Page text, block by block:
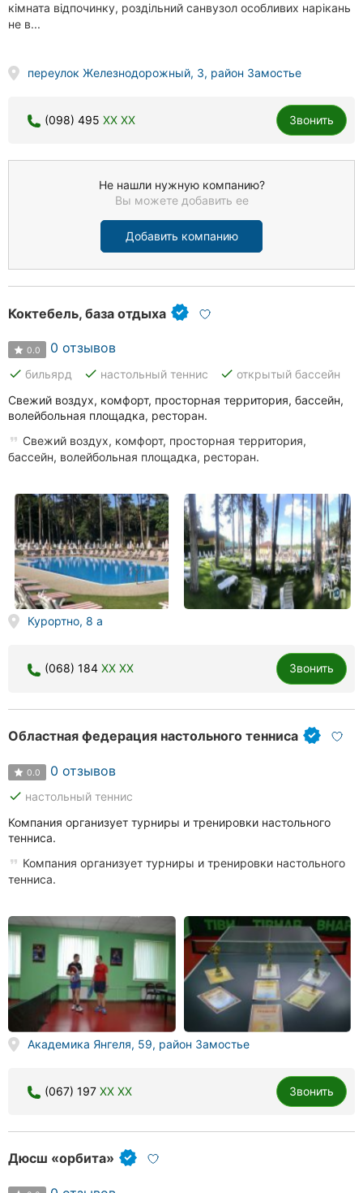
кімната відпочинку, роздільний санвузол особливих нарікань
не в...
переулок Железнодорожный, 3, район Замостье
(098) 495 XX XX Звонить
Не нашли нужную компанию?
Вы можете добавить ее
Добавить компанию
Коктебель, база отдыха
0.0 0 отзывов
done бильярд done настольный теннис done открытый бассейн
Свежий воздух, комфорт, просторная территория, бассейн,
волейбольная площадка, ресторан.
Свежий воздух, комфорт, просторная территория,
бассейн, волейбольная площадка, ресторан.
Курортно, 8 а
(068) 184 XX XX Звонить
Областная федерация настольного тенниса
0.0 0 отзывов
done настольный теннис
Компания организует турниры и тренировки настольного
тенниса.
Компания организует турниры и тренировки настольного
тенниса.
Академика Янгеля, 59, район Замостье
(067) 197 XX XX Звонить
Дюсш «орбита»